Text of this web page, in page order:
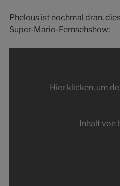
Phelous ist nochmal dran,
Super-Mario-Fernsehshow:
Hier klicken, um
Inhalt von